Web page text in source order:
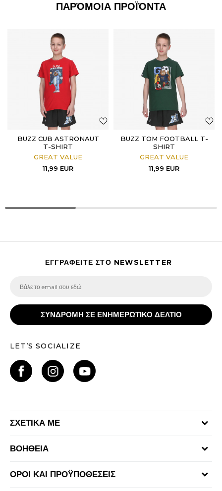
ΠΑΡΌΜΟΙΑ ΠΡΟΪΌΝΤΑ
BUZZ CUB ASTRONAUT
T-SHIRT
GREAT VALUE
11,99 EUR
BUZZ TOM FOOTBALL T-
SHIRT
GREAT VALUE
11,99 EUR
ΕΓΓΡΑΦΕΙΤΕ ΣΤΟ NEWSLETTER
ΣΥΝΔΡΟΜΗ ΣΕ ΕΝΗΜΕΡΩΤΙΚΟ ΔΕΛΤΙΟ
LET’S SOCIALIZE
ΣΧΕΤΙΚΑ ΜΕ
Καταστήματα
ΒΟΗΘΕΙΑ
ΟΡΟΙ ΚΑΙ ΠΡΟΫΠΟΘΕΣΕΙΣ